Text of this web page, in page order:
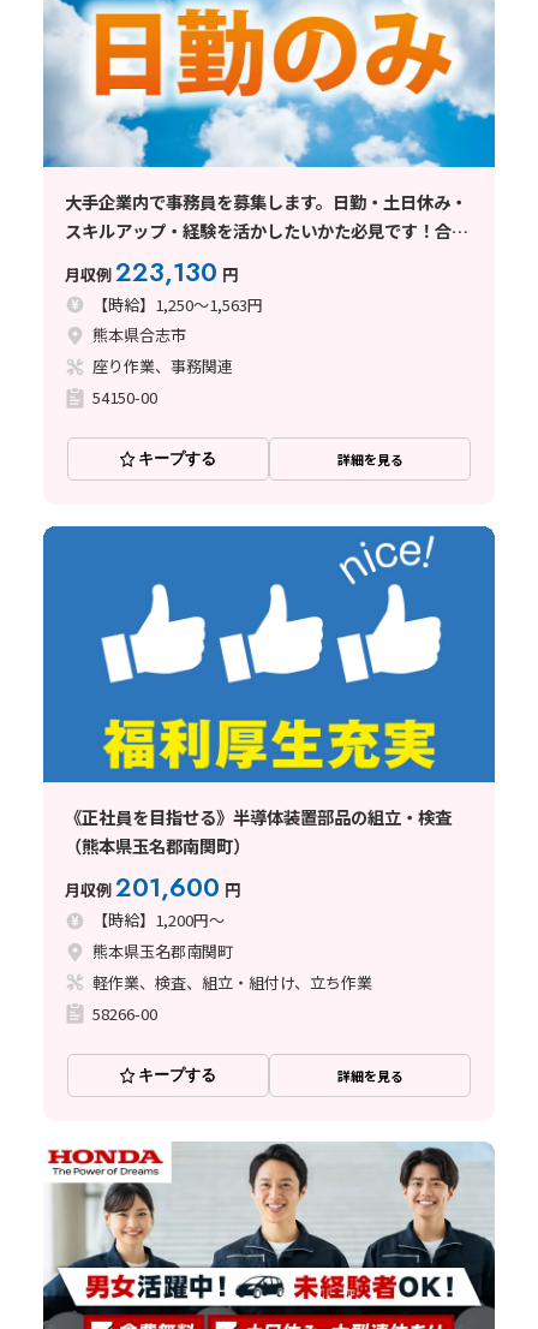
大手企業内で事務員を募集します。日勤・土日休み・
スキルアップ・経験を活かしたいかた必見です！合志
月収例223,130 円
【時給】1,250～1,563円
熊本県合志市
座り作業、事務関連
54150-00
キープする 詳細を見る
《正社員を目指せる》半導体装置部品の組立・検査
（熊本県玉名郡南関町）
月収例201,600 円
【時給】1,200円～
熊本県玉名郡南関町
軽作業、検査、組立・組付け、立ち作業
58266-00
キープする 詳細を見る